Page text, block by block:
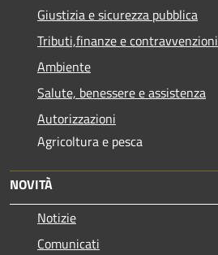
Giustizia e sicurezza pubblica
Tributi,finanze e contravvenzioni
Ambiente
Salute, benessere e assistenza
Autorizzazioni
Agricoltura e pesca
NOVITÀ
Notizie
Comunicati